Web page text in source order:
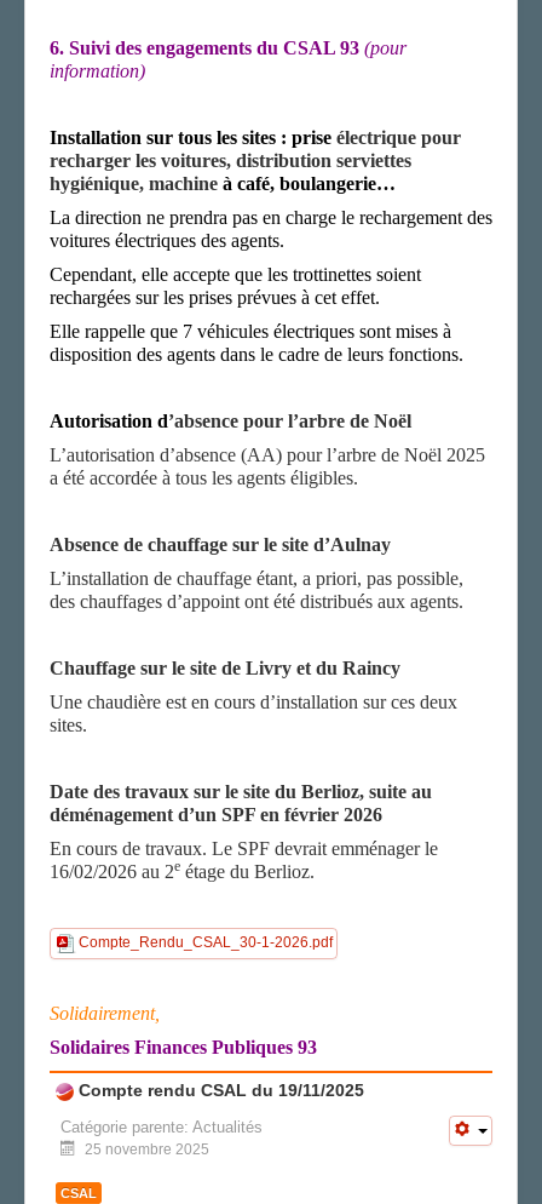
6. Suivi des engagements du CSAL 93 (pour
information)
Installation sur tous les sites : prise électrique pour
recharger les voitures, distribution serviettes
hygiénique, machine à café, boulangerie…
La direction ne prendra pas en charge le rechargement des
voitures électriques des agents.
Cependant, elle accepte que les trottinettes soient
rechargées sur les prises prévues à cet effet.
Elle rappelle que 7 véhicules électriques sont mises à
disposition des agents dans le cadre de leurs fonctions.
Autorisation d’absence pour l’arbre de Noël
L’autorisation d’absence (AA) pour l’arbre de Noël 2025
a été accordée à tous les agents éligibles.
Absence de chauffage sur le site d’Aulnay
L’installation de chauffage étant, a priori, pas possible,
des chauffages d’appoint ont été distribués aux agents.
Chauffage sur le site de Livry et du Raincy
Une chaudière est en cours d’installation sur ces deux
sites.
Date des travaux sur le site du Berlioz, suite au
déménagement d’un SPF en février 2026
En cours de travaux. Le SPF devrait emménager le
16/02/2026 au 2e étage du Berlioz.
Compte_Rendu_CSAL_30-1-2026.pdf
Solidairement,
Solidaires Finances Publiques 93
Compte rendu CSAL du 19/11/2025
Catégorie parente: Actualités
25 novembre 2025
CSAL